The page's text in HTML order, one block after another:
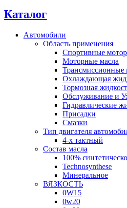
Каталог
Автомобили
Область применения
Спортивные
Моторные масла
Трансмиссионные
Охлаждающая
Тормозная
Обслуживание и
Гидравлические
Присадки
Смазки
Тип двигателя
4-х тактный
Состав масла
100%
Technosynthese
Минеральное
ВЯЗКОСТЬ
0W15
0w20